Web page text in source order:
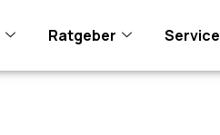
Ratgeber Service